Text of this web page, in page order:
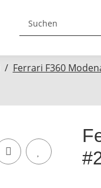
Ferrari F360